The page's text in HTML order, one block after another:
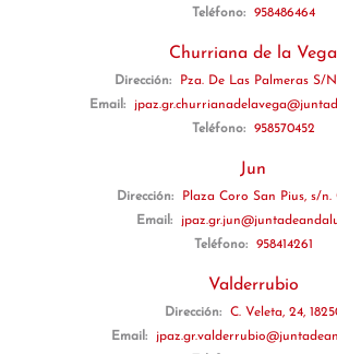
Teléfono:
958486464
Churriana de la Vega
Dirección:
Pza. De Las Palmeras S/N
Email:
Teléfono:
958570452
Jun
Dirección:
Plaza Coro San Pius, s/n.
Email:
Teléfono:
958414261
Valderrubio
Dirección:
C. Veleta, 24,
Email: